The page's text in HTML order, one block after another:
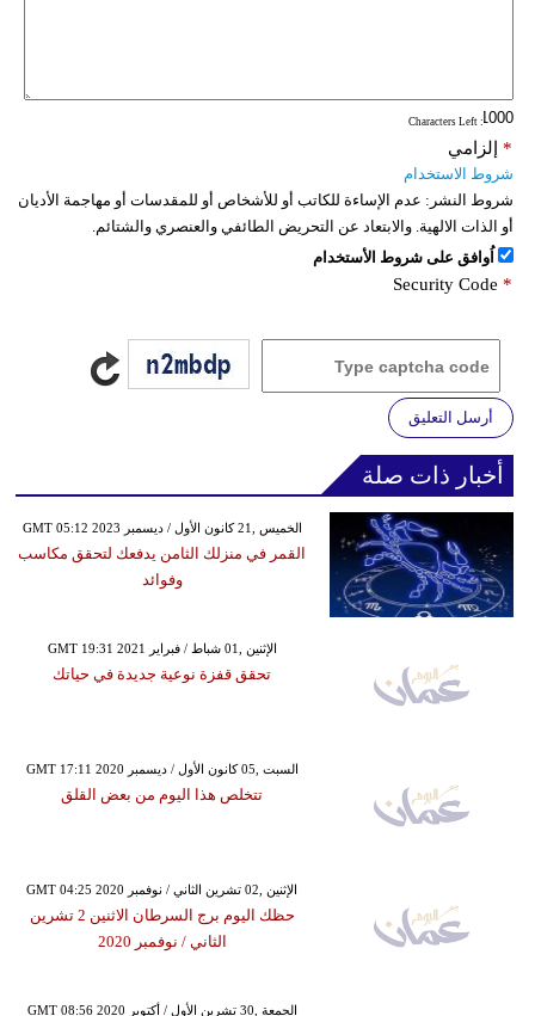
: Characters Left
إلزامي *
شروط الاستخدام
شروط النشر: عدم الإساءة للكاتب أو للأشخاص أو للمقدسات أو مهاجمة الأديان
أو الذات الالهية. والابتعاد عن التحريض الطائفي والعنصري والشتائم.
اُوافق على شروط الأستخدام
Security Code *
أرسل التعليق
أخبار ذات صلة
GMT 05:12 2023 الخميس ,21 كانون الأول / ديسمبر
القمر في منزلك الثامن يدفعك لتحقق مكاسب
وفوائد
GMT 19:31 2021 الإثنين ,01 شباط / فبراير
تحقق قفزة نوعية جديدة في حياتك
GMT 17:11 2020 السبت ,05 كانون الأول / ديسمبر
تتخلص هذا اليوم من بعض القلق
GMT 04:25 2020 الإثنين ,02 تشرين الثاني / نوفمبر
حظك اليوم برج السرطان الاثنين 2 تشرين
الثاني / نوفمبر 2020
GMT 08:56 2020 الجمعة ,30 تشرين الأول / أكتوبر